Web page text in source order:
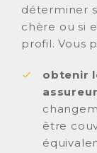
déterminer
chère ou si
profil. Vous
obtenir
être